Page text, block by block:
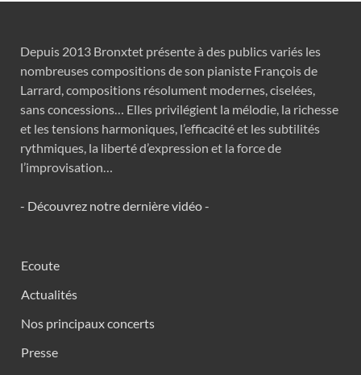
Depuis 2013 Bronxtet présente à des publics variés les
nombreuses compositions de son pianiste François de
Larrard, compositions résolument modernes, ciselées,
sans concessions… Elles privilégient la mélodie, la richesse
et les tensions harmoniques, l’efficacité et les subtilités
rythmiques, la liberté d’expression et la force de
l’improvisation…
- Découvrez notre dernière vidéo -
Ecoute
Actualités
Nos principaux concerts
Presse